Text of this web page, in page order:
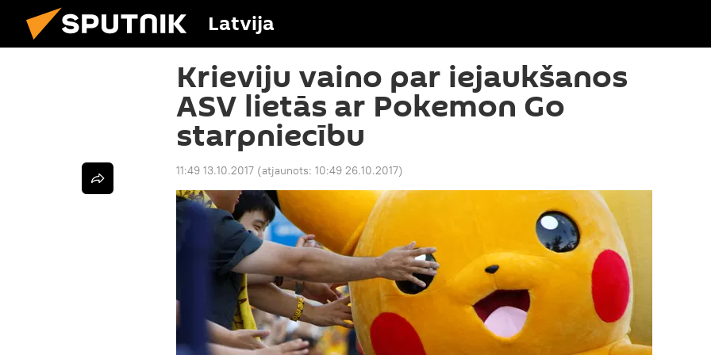
Latvija
Krieviju vaino par iejaukšanos
ASV lietās ar Pokemon Go
starpniecību
11:49 13.10.2017 (atjaunots: 10:49 26.10.2017)